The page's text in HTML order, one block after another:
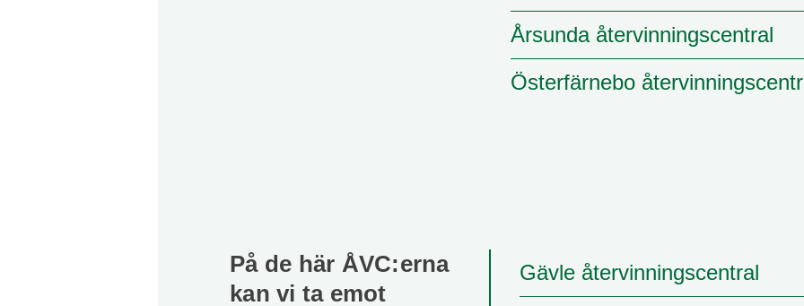
Årsunda återvinningscentral
Österfärnebo
På de här ÅVC:erna
kan vi ta emot
Gävle återvinningscentral